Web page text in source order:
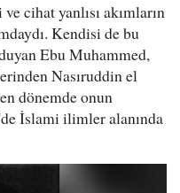
cihat yanlısı akımların
Kendisi de bu
Ebu Muhammed,
Nasıruddin el
dönemde onun
İslami ilimler alanında